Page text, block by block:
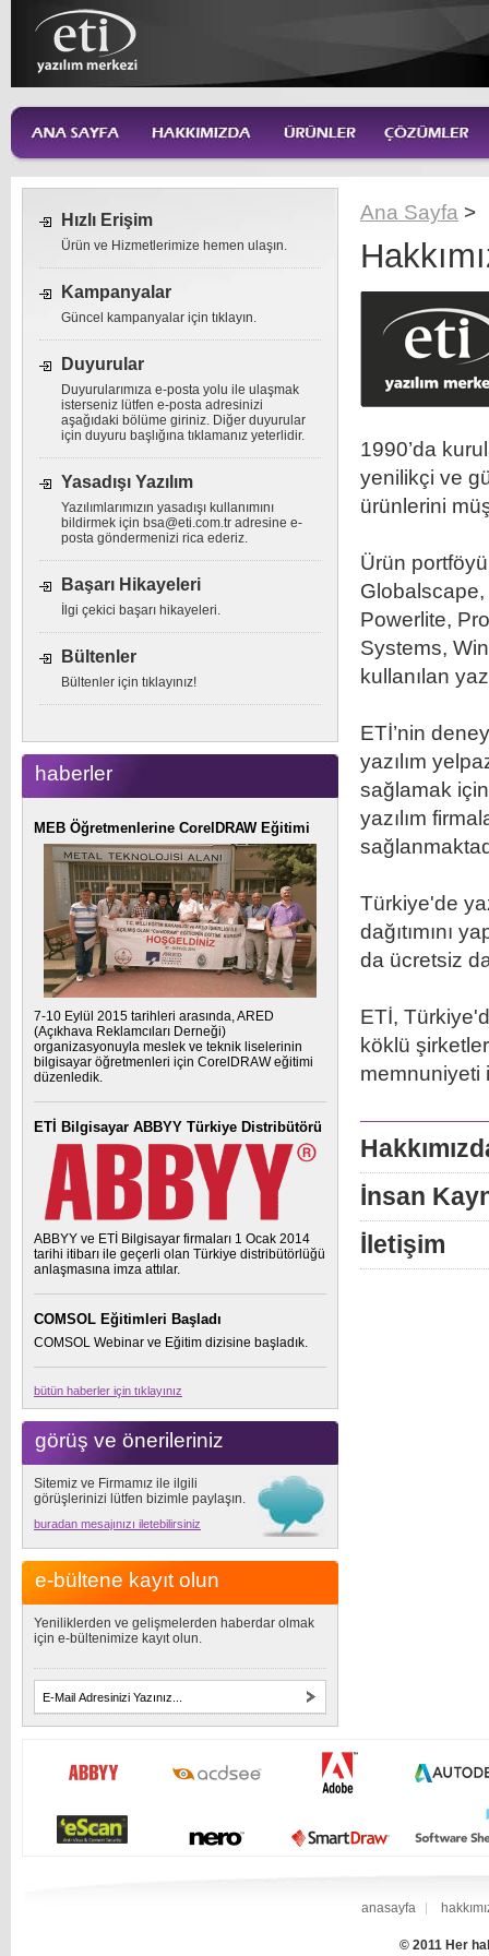
Ana Sayfa >
1990’da
yenilikçi ve
ürünlerini
Ürün
Powerlite,
Systems,
kullanılan
ETİ’nin
yazılım
sağlamak
yazılım
Türkiye'de
dağıtımını
da ücretsiz
ETİ,
köklü
memnuniyeti
İnsan
İletişim
Hızlı Erişim
Ürün ve Hizmetlerimize hemen ulaşın.
Kampanyalar
Güncel kampanyalar için tıklayın.
Duyurular
Duyurularımıza e-posta yolu ile ulaşmak
isterseniz lütfen e-posta adresinizi
aşağıdaki bölüme giriniz. Diğer duyurular
için duyuru başlığına tıklamanız yeterlidir.
Yasadışı Yazılım
Yazılımlarımızın yasadışı kullanımını
bildirmek için bsa@eti.com.tr adresine e-
posta göndermenizi rica ederiz.
Başarı Hikayeleri
İlgi çekici başarı hikayeleri.
Bültenler
Bültenler için tıklayınız!
haberler
MEB Öğretmenlerine CorelDRAW Eğitimi
7-10 Eylül 2015 tarihleri arasında, ARED
(Açıkhava Reklamcıları Derneği)
organizasyonuyla meslek ve teknik liselerinin
bilgisayar öğretmenleri için CorelDRAW eğitimi
düzenledik.
ETİ Bilgisayar ABBYY Türkiye Distribütörü
ABBYY ve ETİ Bilgisayar firmaları 1 Ocak 2014
tarihi itibarı ile geçerli olan Türkiye distribütörlüğü
anlaşmasına imza attılar.
COMSOL Eğitimleri Başladı
COMSOL Webinar ve Eğitim dizisine başladık.
bütün haberler için tıklayınız
görüş ve önerileriniz
Sitemiz ve Firmamız ile ilgili
görüşlerinizi lütfen bizimle paylaşın.
buradan mesajınızı iletebilirsiniz
e-bültene kayıt olun
Yeniliklerden ve gelişmelerden haberdar olmak
için e-bültenimize kayıt olun.
anasayfa
© 2011 Her